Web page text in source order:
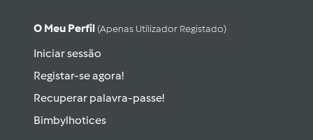
O Meu Perfil (apenas Utilizador Registado)
Iniciar sessão
Registar-se agora!
Recuperar palavra-passe!
Bimbylhotices